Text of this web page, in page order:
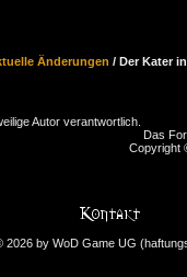
Änderungen / Der Kater
Autor verantwortlich.
Das
Copyright
2026 by WoD Game UG